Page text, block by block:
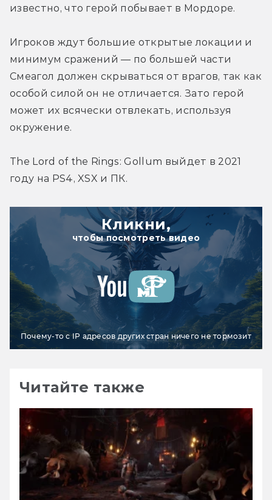
известно, что герой побывает в Мордоре.
Игроков ждут большие открытые локации и
минимум сражений — по большей части
Смеагол должен скрываться от врагов, так как
особой силой он не отличается. Зато герой
может их всячески отвлекать, используя
окружение.
The Lord of the Rings: Gollum выйдет в 2021
году на PS4, XSX и ПК.
Кликни,
чтобы посмотреть видео
Почему-то с IP адресов других стран ничего не тормозит
Читайте также